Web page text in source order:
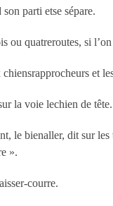
parti etse sépare.
ou quatreroutes, si
et
la voie lechien de tête.
le bienaller, dit sur
».
courre.